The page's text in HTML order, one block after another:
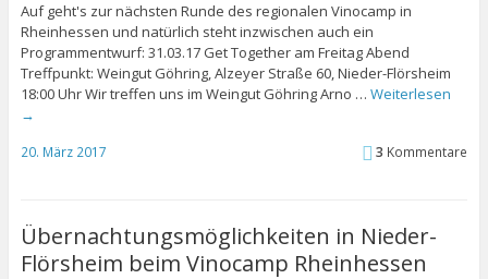
Auf geht's zur nächsten Runde des regionalen Vinocamp in
Rheinhessen und natürlich steht inzwischen auch ein
Programmentwurf: 31.03.17 Get Together am Freitag Abend
Treffpunkt: Weingut Göhring, Alzeyer Straße 60, Nieder-Flörsheim
18:00 Uhr Wir treffen uns im Weingut Göhring Arno … Weiterlesen
→
20. März 2017 3 Kommentare
Übernachtungsmöglichkeiten in Nieder-
Flörsheim beim Vinocamp Rheinhessen